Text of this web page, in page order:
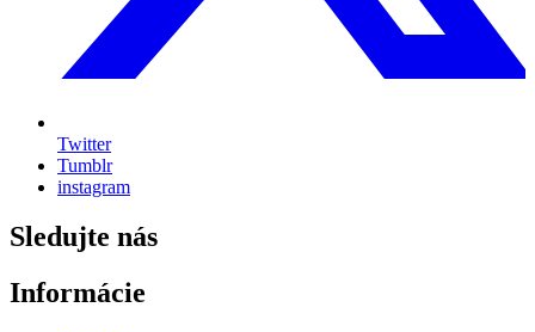
Twitter
Tumblr
instagram
Sledujte nás
Informácie